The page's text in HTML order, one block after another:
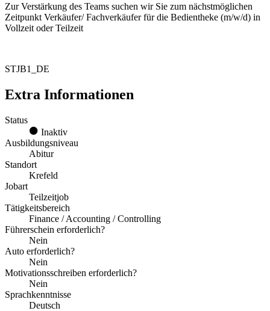
Zur Verstärkung des Teams suchen wir Sie zum nächstmöglichen
Zeitpunkt Verkäufer/ Fachverkäufer für die Bedientheke (m/w/d) in
Vollzeit oder Teilzeit
STJB1_DE
Extra Informationen
Status
Inaktiv
Ausbildungsniveau
Abitur
Standort
Krefeld
Jobart
Teilzeitjob
Tätigkeitsbereich
Finance / Accounting / Controlling
Führerschein erforderlich?
Nein
Auto erforderlich?
Nein
Motivationsschreiben erforderlich?
Nein
Sprachkenntnisse
Deutsch